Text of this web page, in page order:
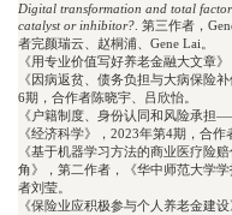
Digital transformation and total
catalyst or inhibitor? . 第三作者，
者完颜瑞云、赵桐浦、Gene Lai。
《用专业价值写好养老金融大文章
《因病返贫、债务负担与大病保险
6期，合作者陈晓宇、吕欣怡。
《户籍制度、身份认同和风险承担
《经济科学》，2023年第4期，合作
《基于机器学习方法的商业医疗
角》，第二作者，《华中师范大学
者刘莹。
《保险业应积极参与个人养老金建